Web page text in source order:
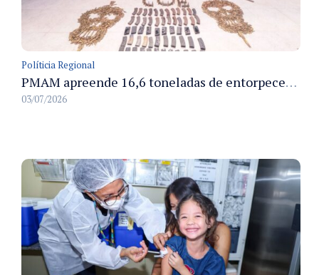
Políticia Regional
PMAM apreende 16,6 toneladas de entorpecentes e registra aumento nas prisões em flagrante e nas capturas de foragidos no primeiro semestre de 2026
03/07/2026